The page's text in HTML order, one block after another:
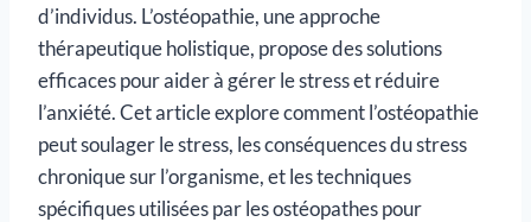
d’individus. L’ostéopathie, une approche
thérapeutique holistique, propose des solutions
efficaces pour aider à gérer le stress et réduire
l’anxiété. Cet article explore comment l’ostéopathie
peut soulager le stress, les conséquences du stress
chronique sur l’organisme, et les techniques
spécifiques utilisées par les ostéopathes pour